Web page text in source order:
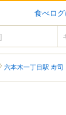
食べロ
六本木一丁目駅 寿司